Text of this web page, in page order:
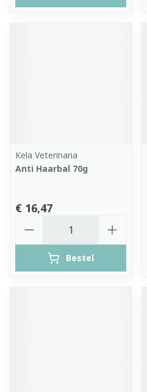
Kela Veterinaria
Anti Haarbal 70g
€ 16,47
Bestel